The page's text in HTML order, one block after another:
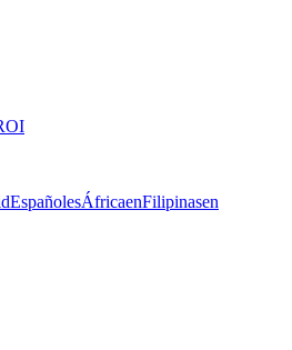
EspañolesÁfricaenFilipinasen